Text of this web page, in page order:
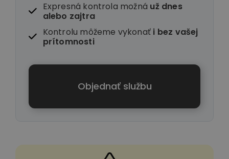
Expresná kontrola možná už dnes
alebo zajtra
Kontrolu môžeme vykonať i bez vašej
prítomnosti
Objednať službu